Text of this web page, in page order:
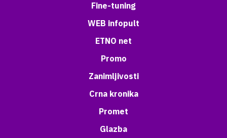
Fine-tuning
WEB infopult
ETNO net
Promo
Zanimljivosti
Crna kronika
Promet
Glazba